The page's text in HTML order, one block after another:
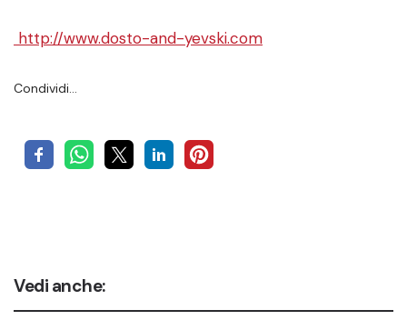
http://www.dosto-and-yevski.com
Condividi…
Vedi anche: